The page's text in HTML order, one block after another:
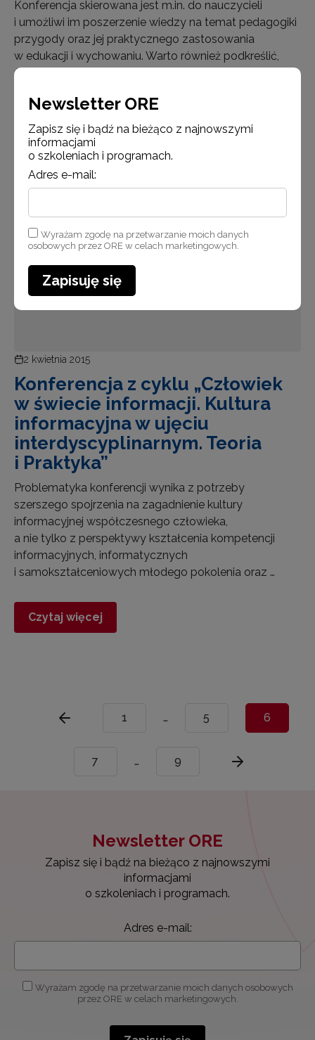
Konferencja skierowana jest m.in. do nauczycieli
i umożliwi im poszerzenie wiedzy na temat pedagogiki
przygody oraz jej praktycznego zastosowania
w edukacji i wychowaniu. Warto również podkreślić,
że konferencja – jak pokazały dotychczasowe d…
2 kwietnia 2015
Konferencja z cyklu „Człowiek
w świecie informacji. Kultura
informacyjna w ujęciu
interdyscyplinarnym. Teoria
i Praktyka”
Problematyka konferencji wynika z potrzeby
szerszego spojrzenia na zagadnienie kultury
informacyjnej współczesnego człowieka,
a nie tylko z perspektywy kształcenia kompetencji
informacyjnych, informatycznych
i samokształceniowych młodego pokolenia oraz …
Czytaj więcej
1 … 5 6
7 … 9
Newsletter ORE
Zapisz się i bądź na bieżąco z najnowszymi
informacjami
o szkoleniach i programach.
Adres e-mail:
Wyrażam zgodę na przetwarzanie moich danych osobowych
przez ORE w celach marketingowych.
Newsletter ORE
Zapisz się i bądź na bieżąco z najnowszymi
informacjami
o szkoleniach i programach.
Adres e-mail:
Wyrażam zgodę na przetwarzanie moich danych
osobowych przez ORE w celach marketingowych.
Zapisuję się